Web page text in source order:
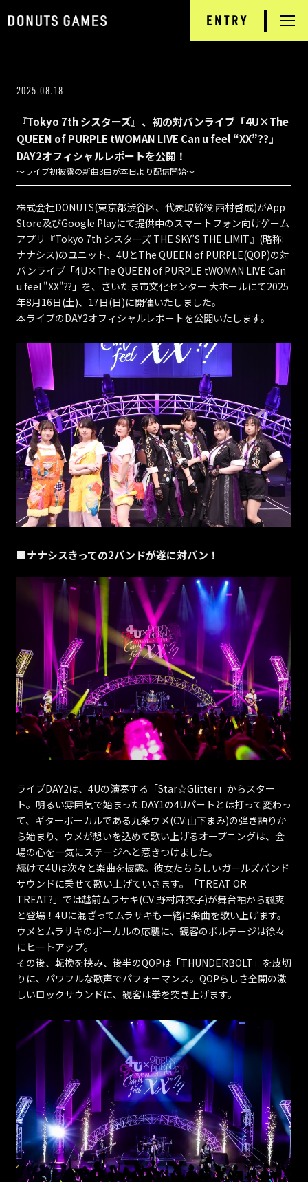
ENTRY
RECRUIT
DONUTS GAMES
PRODUCTS
INTERVIEW
JOB INFORMATION
COMPANY
2025.08.18
『Tokyo 7th シスターズ』、初の対バンライブ「4U×The
QUEEN of PURPLE tWOMAN LIVE Can u feel “XX”??」
DAY2オフィシャルレポートを公開！
～ライブ初披露の新曲3曲が本日より配信開始～
株式会社DONUTS(東京都渋谷区、代表取締役:西村啓成)がApp
Store及びGoogle Playにて提供中のスマートフォン向けゲーム
アプリ『Tokyo 7th シスターズ THE SKY’S THE LIMIT』(略称:
ナナシス)のユニット、4UとThe QUEEN of PURPLE(QOP)の対
バンライブ「4U×The QUEEN of PURPLE tWOMAN LIVE Can
u feel "XX"??」を、さいたま市文化センター 大ホールにて2025
年8月16日(土)、17日(日)に開催いたしました。
本ライブのDAY2オフィシャルレポートを公開いたします。
■ナナシスきっての2バンドが遂に対バン！
ライブDAY2は、4Uの演奏する「Star☆Glitter」からスター
ト。明るい雰囲気で始まったDAY1の4Uパートとは打って変わっ
て、ギターボーカルである九条ウメ(CV:山下まみ)の弾き語りか
ら始まり、ウメが想いを込めて歌い上げるオープニングは、会
場の心を一気にステージへと惹きつけました。
続けて4Uは次々と楽曲を披露。彼女たちらしいガールズバンド
サウンドに乗せて歌い上げていきます。「TREAT OR
TREAT?」では越前ムラサキ(CV:野村麻衣子)が舞台袖から颯爽
と登場！4Uに混ざってムラサキも一緒に楽曲を歌い上げます。
ウメとムラサキのボーカルの応襲に、観客のボルテージは徐々
にヒートアップ。
その後、転換を挟み、後半のQOPは「THUNDERBOLT」を皮切
りに、パワフルな歌声でパフォーマンス。QOPらしさ全開の激
しいロックサウンドに、観客は拳を突き上げます。